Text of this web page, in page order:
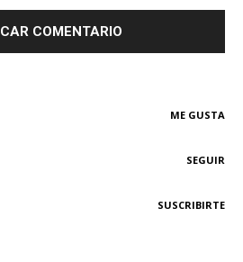
ME GUSTA
SEGUIR
SUSCRIBIRTE